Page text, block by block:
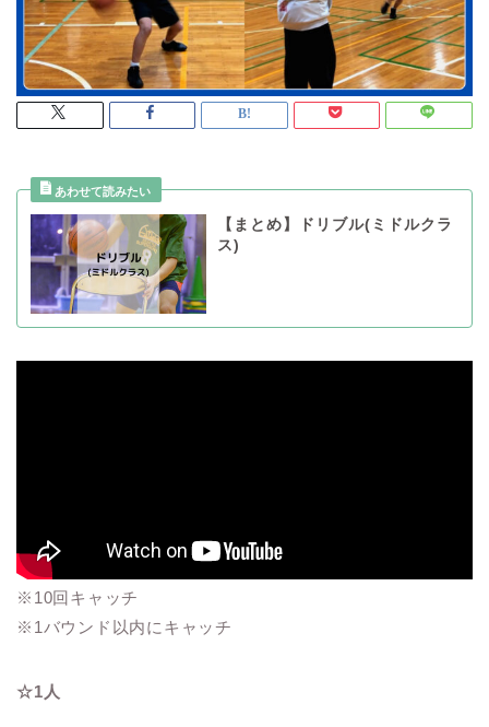
【まとめ】ドリブル(ミドルクラ
ス)
※10回キャッチ
※1バウンド以内にキャッチ
☆1人